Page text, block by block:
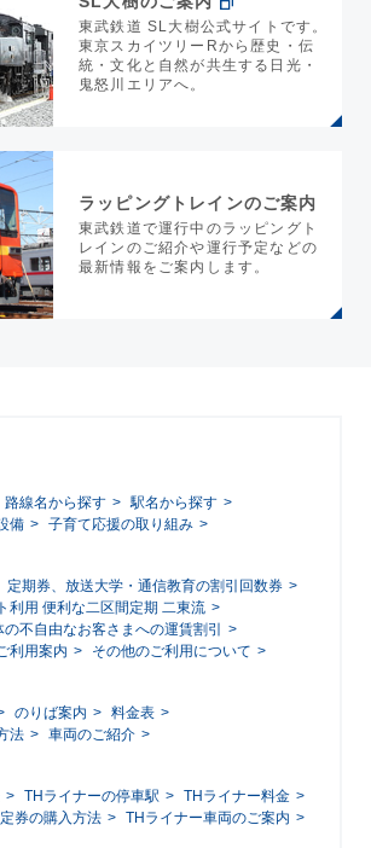
東武鉄道 SL大樹公式サイトです。
東京スカイツリーRから歴史・伝
統・文化と自然が共生する日光・
鬼怒川エリアへ。
ラッピングトレインのご案内
東武鉄道で運行中のラッピングト
レインのご紹介や運行予定などの
最新情報をご案内します。
路線名から探す
駅名から探す
備
子育て応援の取り組み
定期券、放送大学・通信教育の割引回数券
利用 便利な二区間定期 二東流
の不自由なお客さまへの運賃割引
利用案内
その他のご利用について
のりば案内
料金表
法
車両のご紹介
THライナーの停車駅
THライナー料金
券の購入方法
THライナー車両のご案内